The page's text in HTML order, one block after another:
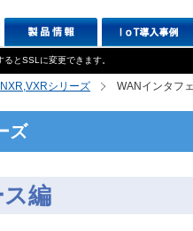
るとSSLに変更できます。
シリーズ WANインタフ
ズ
編